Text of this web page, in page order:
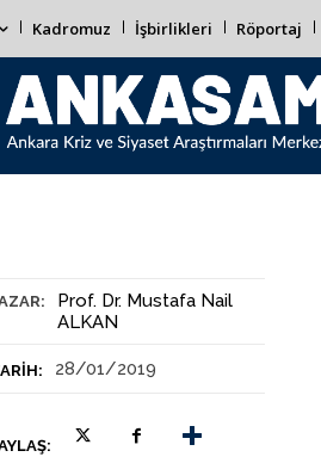
Kadromuz İşbirlikleri Röportaj
Prof. Dr. Mustafa Nail
ALKAN
28/01/2019